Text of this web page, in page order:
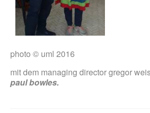
photo © uml 2016
mit dem managing director gregor
paul bowles.